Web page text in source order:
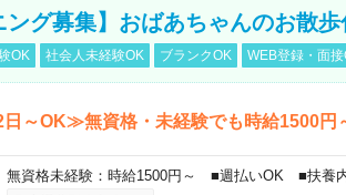
ング募集】おばあちゃんのお散
OK 社会人未経験OK ブランクOK WEB登録・面接
～OK≫無資格・未経験でも時給1500円
無資格未経験：時給1500円～ ■週払いOK ■扶養